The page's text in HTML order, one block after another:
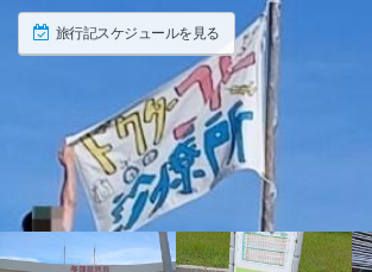
旅行記スケジュールを見る